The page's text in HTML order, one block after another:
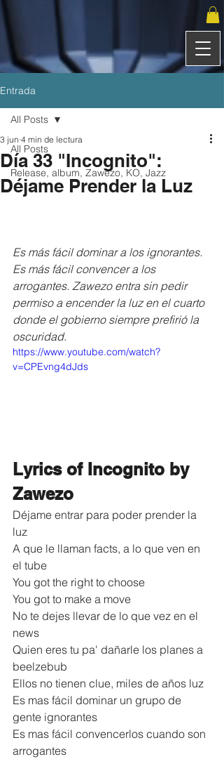
Entrada
All Posts
Release, album, Zawezo, KO, Jazz
All Posts
Día 33 "Incognito":
Déjame Prender la Luz
3 jun 4 min de lectura
Es más fácil dominar a los ignorantes.
Es más fácil convencer a los
arrogantes. Zawezo entra sin pedir
permiso a encender la luz en el cuarto
donde el gobierno siempre prefirió la
oscuridad.
https://www.youtube.com/watch?
v=CPEvng4dJds
Lyrics of Incognito by
Zawezo
Déjame entrar para poder prender la
luz
A que le llaman facts, a lo que ven en
el tube
You got the right to choose
You got to make a move
No te dejes llevar de lo que vez en el
news
Quien eres tu pa' dañarle los planes a
beelzebub
Ellos no tienen clue, miles de años luz
Es mas fácil dominar un grupo de
gente ignorantes
Es mas fácil convencerlos cuando son
arrogantes